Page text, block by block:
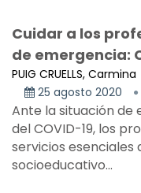
Cuidar a los
de emergencia:
PUIG CRUELLS, Carmina
25 agosto 2020
Ante la situación de
del COVID-19, los
servicios esenciales
socioeducativo...